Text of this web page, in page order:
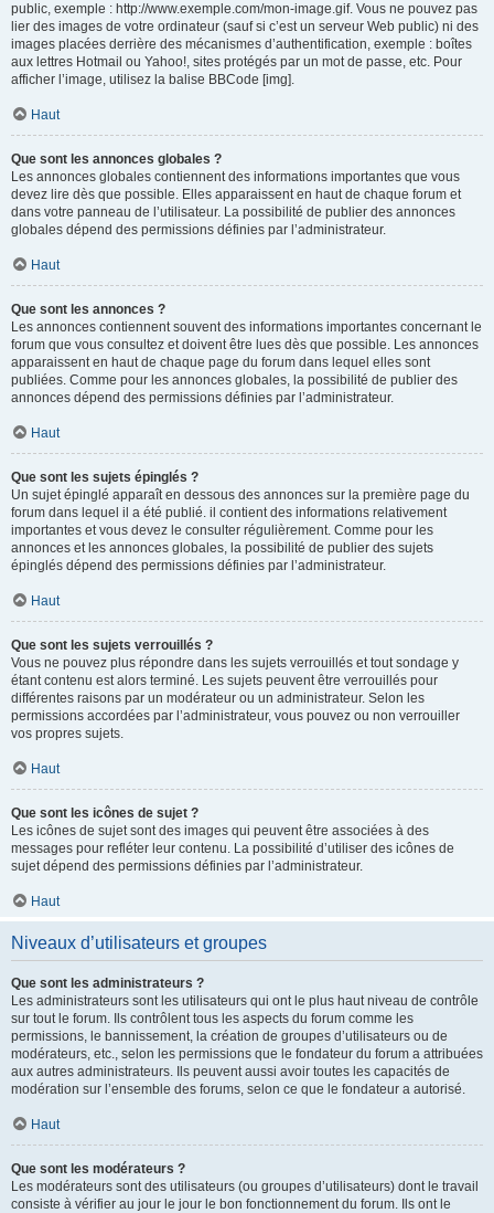
public, exemple : http://www.exemple.com/mon-image.gif. Vous ne pouvez pas
lier des images de votre ordinateur (sauf si c’est un serveur Web public) ni des
images placées derrière des mécanismes d’authentification, exemple : boîtes
aux lettres Hotmail ou Yahoo!, sites protégés par un mot de passe, etc. Pour
afficher l’image, utilisez la balise BBCode [img].
Haut
Que sont les annonces globales ?
Les annonces globales contiennent des informations importantes que vous
devez lire dès que possible. Elles apparaissent en haut de chaque forum et
dans votre panneau de l’utilisateur. La possibilité de publier des annonces
globales dépend des permissions définies par l’administrateur.
Haut
Que sont les annonces ?
Les annonces contiennent souvent des informations importantes concernant le
forum que vous consultez et doivent être lues dès que possible. Les annonces
apparaissent en haut de chaque page du forum dans lequel elles sont
publiées. Comme pour les annonces globales, la possibilité de publier des
annonces dépend des permissions définies par l’administrateur.
Haut
Que sont les sujets épinglés ?
Un sujet épinglé apparaît en dessous des annonces sur la première page du
forum dans lequel il a été publié. il contient des informations relativement
importantes et vous devez le consulter régulièrement. Comme pour les
annonces et les annonces globales, la possibilité de publier des sujets
épinglés dépend des permissions définies par l’administrateur.
Haut
Que sont les sujets verrouillés ?
Vous ne pouvez plus répondre dans les sujets verrouillés et tout sondage y
étant contenu est alors terminé. Les sujets peuvent être verrouillés pour
différentes raisons par un modérateur ou un administrateur. Selon les
permissions accordées par l’administrateur, vous pouvez ou non verrouiller
vos propres sujets.
Haut
Que sont les icônes de sujet ?
Les icônes de sujet sont des images qui peuvent être associées à des
messages pour refléter leur contenu. La possibilité d’utiliser des icônes de
sujet dépend des permissions définies par l’administrateur.
Haut
Niveaux d’utilisateurs et groupes
Que sont les administrateurs ?
Les administrateurs sont les utilisateurs qui ont le plus haut niveau de contrôle
sur tout le forum. Ils contrôlent tous les aspects du forum comme les
permissions, le bannissement, la création de groupes d’utilisateurs ou de
modérateurs, etc., selon les permissions que le fondateur du forum a attribuées
aux autres administrateurs. Ils peuvent aussi avoir toutes les capacités de
modération sur l’ensemble des forums, selon ce que le fondateur a autorisé.
Haut
Que sont les modérateurs ?
Les modérateurs sont des utilisateurs (ou groupes d’utilisateurs) dont le travail
consiste à vérifier au jour le jour le bon fonctionnement du forum. Ils ont le